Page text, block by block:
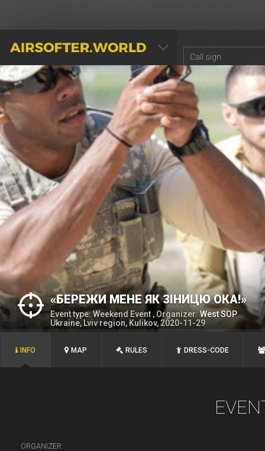
AIRSOFTER.WORLD
«БЕРЕЖИ МЕНЕ ЯК ЗІНИЦЮ ОКА!»
Event type: Weekend Event , Organizer:West SOP
Ukraine, Lviv region, Kulikov, 2020-11-29
INFO MAP RULES DRESS-CODE
ORGANIZER: